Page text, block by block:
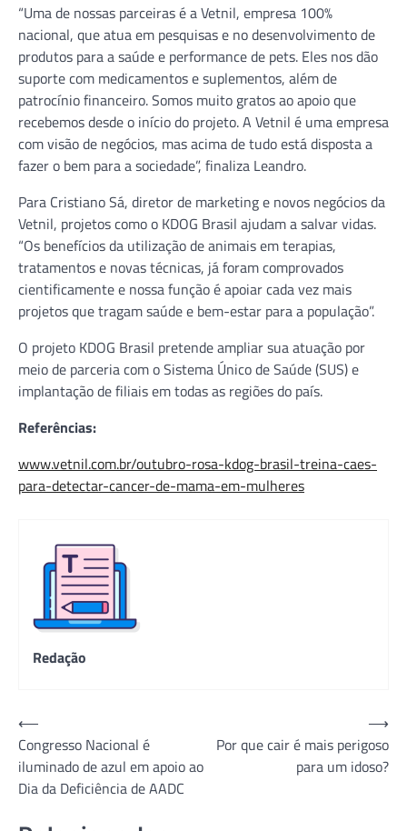
“Uma de nossas parceiras é a Vetnil, empresa 100%
nacional, que atua em pesquisas e no desenvolvimento de
produtos para a saúde e performance de pets. Eles nos dão
suporte com medicamentos e suplementos, além de
patrocínio financeiro. Somos muito gratos ao apoio que
recebemos desde o início do projeto. A Vetnil é uma empresa
com visão de negócios, mas acima de tudo está disposta a
fazer o bem para a sociedade”, finaliza Leandro.
Para Cristiano Sá, diretor de marketing e novos negócios da
Vetnil, projetos como o KDOG Brasil ajudam a salvar vidas.
“Os benefícios da utilização de animais em terapias,
tratamentos e novas técnicas, já foram comprovados
cientificamente e nossa função é apoiar cada vez mais
projetos que tragam saúde e bem-estar para a população”.
O projeto KDOG Brasil pretende ampliar sua atuação por
meio de parceria com o Sistema Único de Saúde (SUS) e
implantação de filiais em todas as regiões do país.
Referências:
www.vetnil.com.br/outubro-rosa-kdog-brasil-treina-caes-
para-detectar-cancer-de-mama-em-mulheres
Redação
Navegação
de
Post
⟵
Congresso Nacional é
iluminado de azul em apoio ao
Dia da Deficiência de AADC
Por que cair é mais perigoso
para um idoso?
⟶